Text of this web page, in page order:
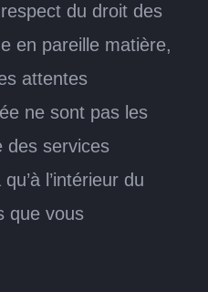
du droit des
en pareille matière,
attentes
ne sont pas les
des services
l’intérieur du
que vous